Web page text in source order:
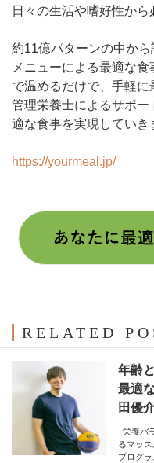
日々の生活や嗜好性から
約11億パターンの中か
メニューによる最適な
で温めるだけで、手軽に
管理栄養士によるサポ
適な食事を実現していき
https://yourmeal.jp/
RELATED
年齢
最適
田優
栄養バ
るマッ
プログ